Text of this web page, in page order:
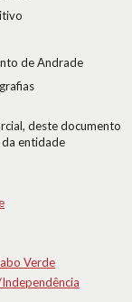
de Andrade
deste documento
entidade
Verde